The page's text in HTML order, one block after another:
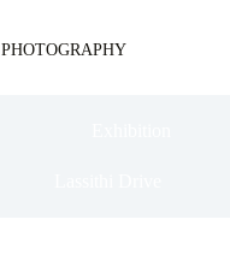
PHOTOGRAPHY